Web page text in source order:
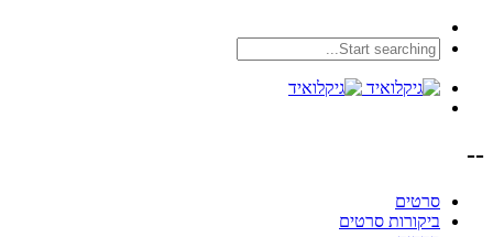
--
סרטים
ביקורות סרטים